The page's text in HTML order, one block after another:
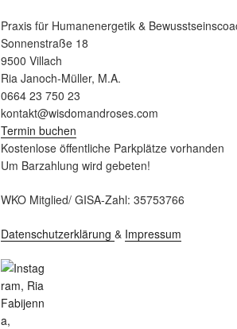
Praxis für Humanenergetik &
Sonnenstraße 18
9500 Villach
Ria Janoch-Müller, M.A.
0664 23 750 23
kontakt@wisdomandroses.com
Termin buchen
Kostenlose öffentliche Parkplätze vorhanden
Um Barzahlung wird gebeten!
WKO Mitglied/ GISA-Zahl: 35753766
Datenschutzerklärung & Impressum